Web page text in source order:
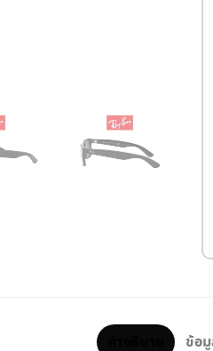
ข้อ